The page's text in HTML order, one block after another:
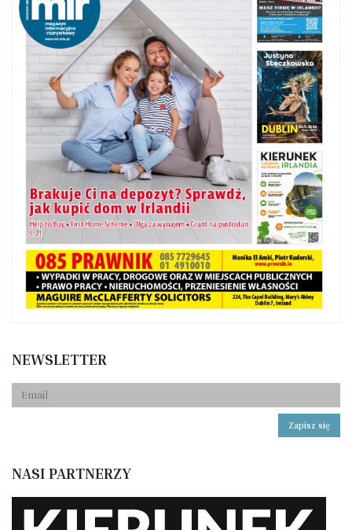
NEWSLETTER
Zapisz się
NASI PARTNERZY